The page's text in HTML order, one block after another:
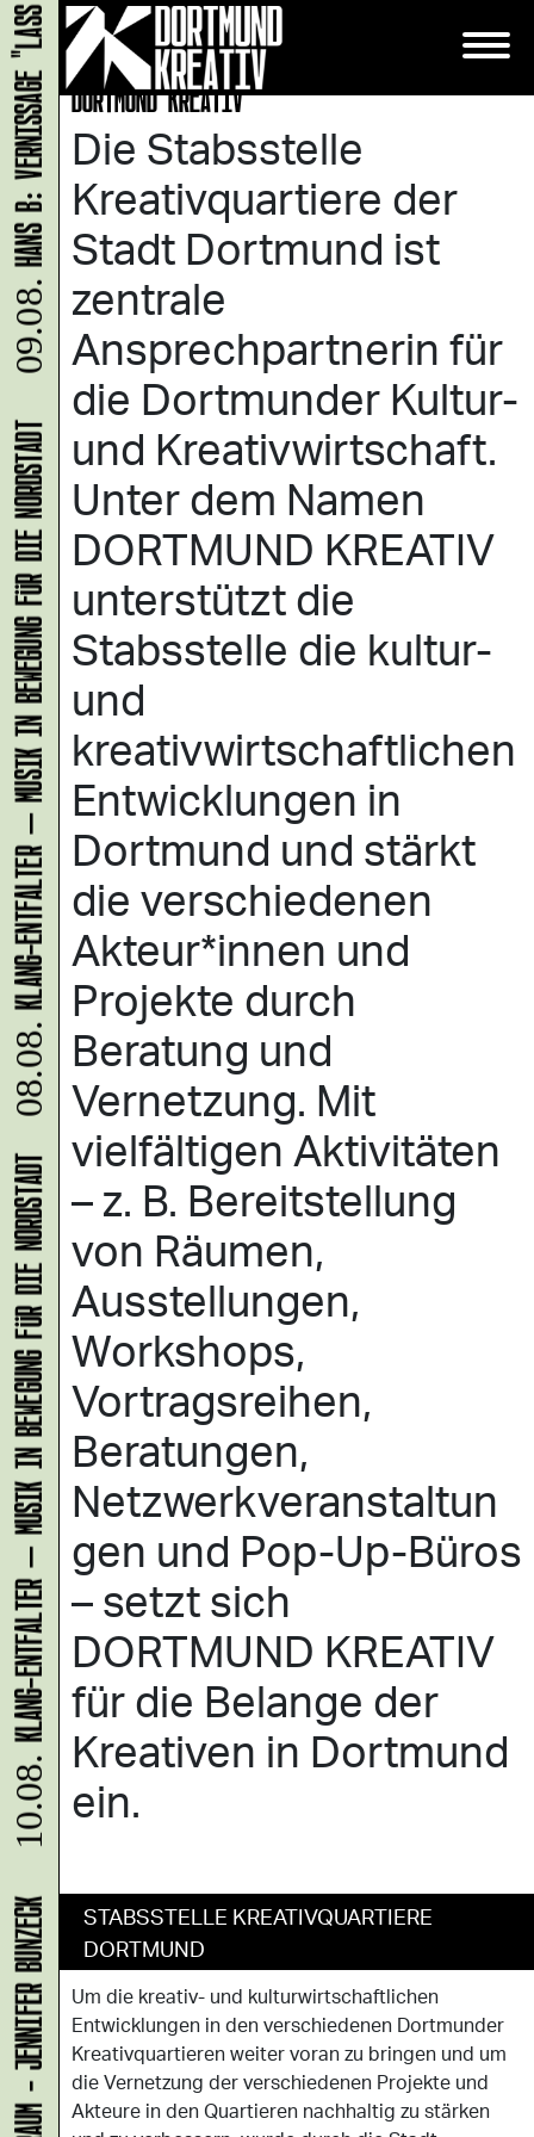
DORTMUND KREATIV
Die Stabsstelle
Kreativquartiere der
Stadt Dortmund ist
zentrale
Ansprechpartnerin für
die Dortmunder Kultur-
und Kreativwirtschaft.
Unter dem Namen
DORTMUND KREATIV
unterstützt die
Stabsstelle die kultur-
und
kreativwirtschaftlichen
Entwicklungen in
Dortmund und stärkt
die verschiedenen
Akteur*innen und
Projekte durch
Beratung und
Vernetzung. Mit
vielfältigen Aktivitäten
– z. B. Bereitstellung
von Räumen,
Ausstellungen,
Workshops,
Vortragsreihen,
Beratungen,
Netzwerkveranstaltun
gen und Pop-Up-Büros
– setzt sich
DORTMUND KREATIV
für die Belange der
Kreativen in Dortmund
ein.
STABSSTELLE KREATIVQUARTIERE
DORTMUND
Um die kreativ- und kulturwirtschaftlichen
Entwicklungen in den verschiedenen Dortmunder
Kreativquartieren weiter voran zu bringen und um
die Vernetzung der verschiedenen Projekte und
Akteure in den Quartieren nachhaltig zu stärken
10.08.
KLANG-ENTFALTER – MUSIK IN BEWEGUNG FÜR DIE NORDSTADT
08.08.
KLANG-ENTFALTER – MUSIK IN BEWEGUNG FÜR DIE NORDSTADT
09.08.